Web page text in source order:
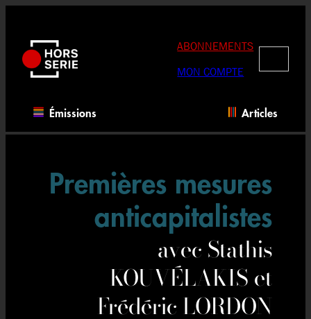
contenu
ABONNEMENTS
MON COMPTE
Émissions Articles
Premières mesures
anticapitalistes
avec Stathis
KOUVÉLAKIS et
Frédéric LORDON